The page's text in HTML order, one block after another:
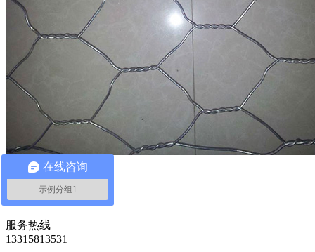
固滨笼
联系我们
服务热线
‭13315813531
在线咨询
示例分组1